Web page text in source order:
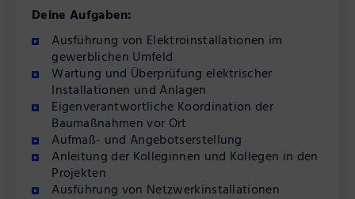
Deine Aufgaben:
Ausführung von Elektroinstallationen im
gewerblichen Umfeld
Wartung und Überprüfung elektrischer
Installationen und Anlagen
Eigenverantwortliche Koordination der
Baumaßnahmen vor Ort
Aufmaß- und Angebotserstellung
Anleitung der Kolleginnen und Kollegen in den
Projekten
Ausführung von Netzwerkinstallationen